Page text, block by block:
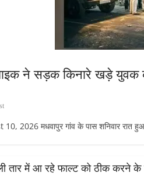
ने सड़क किनारे खड़े युवक
2026 मधवापुर गांव के पास शनिवार रात हुआ
तार में आ रहे फाल्ट को ठीक करने के